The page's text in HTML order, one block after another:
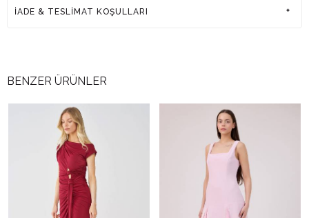
İADE & TESLİMAT KOŞULLARI
BENZER ÜRÜNLER